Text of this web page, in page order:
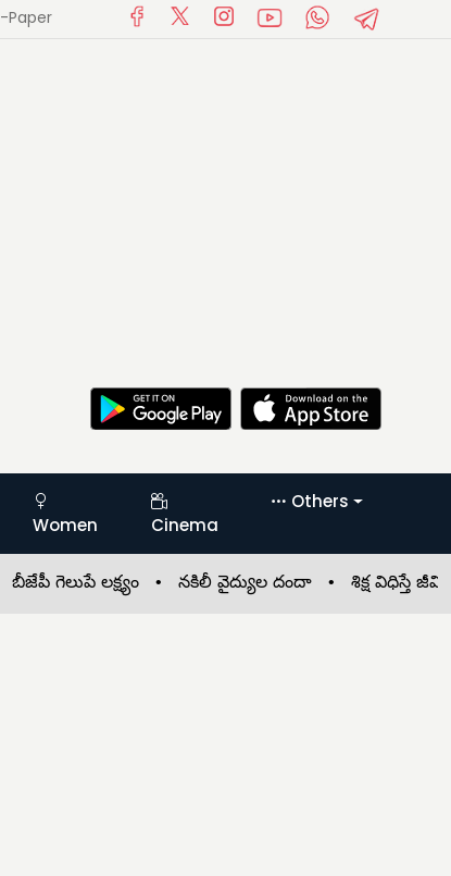
Paper
Women Cinema
Others
గెలుపే లక్ష్యం •నకిలీ వైద్యుల దందా •శిక్ష విధిస్తే